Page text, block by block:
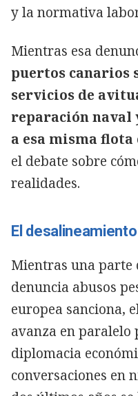
y la normativa
Mientras esa
puertos canarios
servicios de
reparación naval
a esa misma flota
el debate sobre
realidades.
El
Mientras una parte
denuncia abusos
europea sanciona,
avanza en
diplomacia
conversaciones en